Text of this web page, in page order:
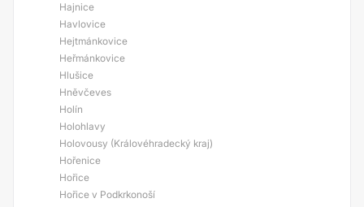
Hajnice
Havlovice
Hejtmánkovice
Heřmánkovice
Hlušice
Hněvčeves
Holín
Holohlavy
Holovousy (Královéhradecký kraj)
Hořenice
Hořice
Hořice v Podkrkonoší